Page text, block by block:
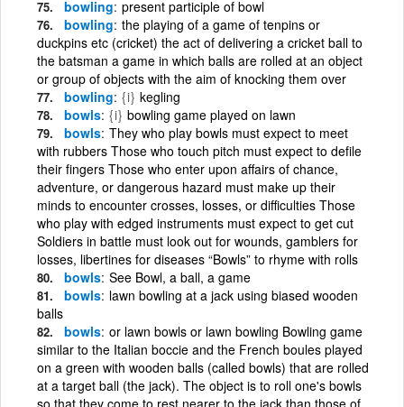
bowling present participle of bowl
bowling the playing of a game of tenpins or
duckpins etc (cricket) the act of delivering a cricket ball to
the batsman a game in which balls are rolled at an object
or group of objects with the aim of knocking them over
bowling {i} kegling
bowls {i} bowling game played on lawn
bowls They who play bowls must expect to meet
with rubbers Those who touch pitch must expect to defile
their fingers Those who enter upon affairs of chance,
adventure, or dangerous hazard must make up their
minds to encounter crosses, losses, or difficulties Those
who play with edged instruments must expect to get cut
Soldiers in battle must look out for wounds, gamblers for
losses, libertines for diseases “Bowls” to rhyme with rolls
bowls See Bowl, a ball, a game
bowls lawn bowling at a jack using biased wooden
balls
bowls or lawn bowls or lawn bowling Bowling game
similar to the Italian boccie and the French boules played
on a green with wooden balls (called bowls) that are rolled
at a target ball (the jack). The object is to roll one's bowls
so that they come to rest nearer to the jack than those of